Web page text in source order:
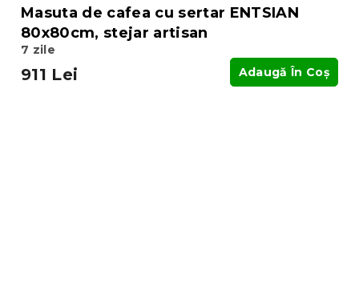
Masuta de cafea cu sertar ENTSIAN
80x80cm, stejar artisan
7 zile
911 Lei Adaugă În Coş